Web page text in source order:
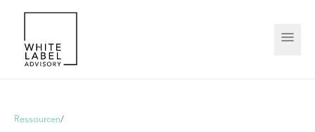
Ressourcen/